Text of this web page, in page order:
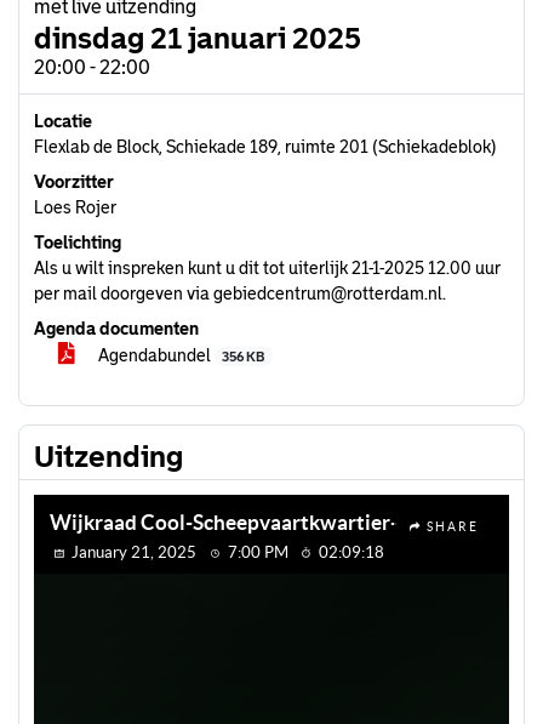
met live uitzending
dinsdag 21 januari 2025
20:00 - 22:00
Locatie
Flexlab de Block, Schiekade 189, ruimte 201 (Schiekadeblok)
Voorzitter
Loes Rojer
Toelichting
Als u wilt inspreken kunt u dit tot uiterlijk 21-1-2025 12.00 uur
per mail doorgeven via gebiedcentrum@rotterdam.nl.
Agenda documenten
Agendabundel
356 KB
Uitzending